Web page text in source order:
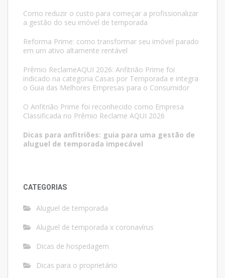
Como reduzir o custo para começar a profissionalizar
a gestão do seu imóvel de temporada
Reforma Prime: como transformar seu imóvel parado
em um ativo altamente rentável
Prêmio ReclameAQUI 2026: Anfitrião Prime foi
indicado na categoria Casas por Temporada e integra
o Guia das Melhores Empresas para o Consumidor
O Anfitrião Prime foi reconhecido como Empresa
Classificada no Prêmio Reclame AQUI 2026
Dicas para anfitriões: guia para uma gestão de
aluguel de temporada impecável
CATEGORIAS
Aluguel de temporada
Aluguel de temporada x coronavírus
Dicas de hospedagem
Dicas para o proprietário